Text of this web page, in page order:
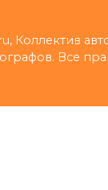
Коллектив
Все